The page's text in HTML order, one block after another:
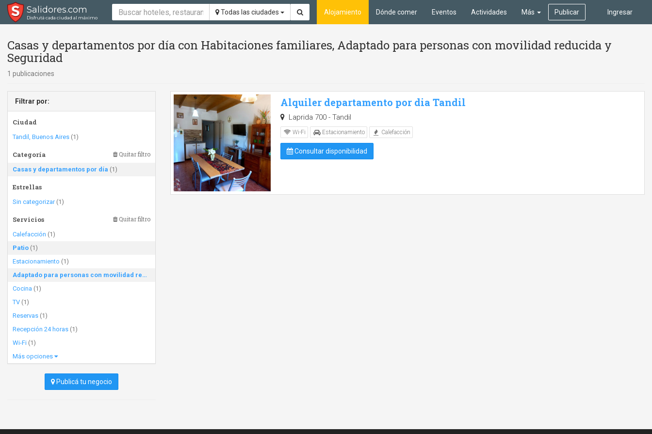
Salidores.com
Disfrutá cada ciudad al máximo
Todas las ciudades Ingresar
Alojamiento Dónde comer Eventos Actividades Más Publicar
Casas y departamentos por día con Habitaciones familiares, Adaptado para personas con movilidad reducida y
Seguridad
1 publicaciones
Filtrar por:
Ciudad
Tandil, Buenos Aires (1)
Categoría Quitar filtro
Casas y departamentos por día (1)
Estrellas
Sin categorizar(1)
Servicios Quitar filtro
Calefacción (1)
Patio (1)
Estacionamiento (1)
Adaptado para personas con movilidad reducida
Cocina (1)
TV (1)
Reservas (1)
Recepción 24 horas (1)
Wi-Fi (1)
Más opciones
Publicá tu negocio
Alquiler departamento por dia Tandil
Laprida 700 - Tandil
Wi-Fi Estacionamiento Calefacción
Consultar disponibilidad